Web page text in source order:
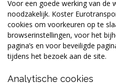
Voor een goede werking van de
noodzakelijk. Koster
cookies om voorkeuren op te
browserinstellingen, voor het
pagina’s en voor beveiligde
tijdens het bezoek aan de site.
Analytische cookies